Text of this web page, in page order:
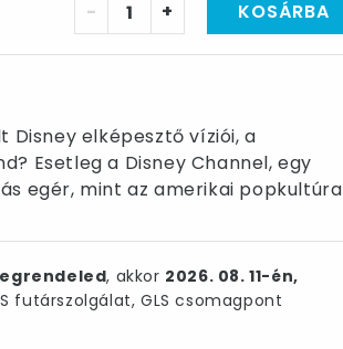
- + KOSÁRBA
Disney elképesztő víziói, a
Esetleg a Disney Channel, egy
egér, mint az amerikai popkultúra
, akkor 2026. 08. 11-én,
futárszolgálat, GLS csomagpont